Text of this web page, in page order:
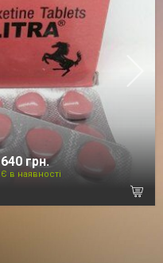
640 грн.
Є в наявності